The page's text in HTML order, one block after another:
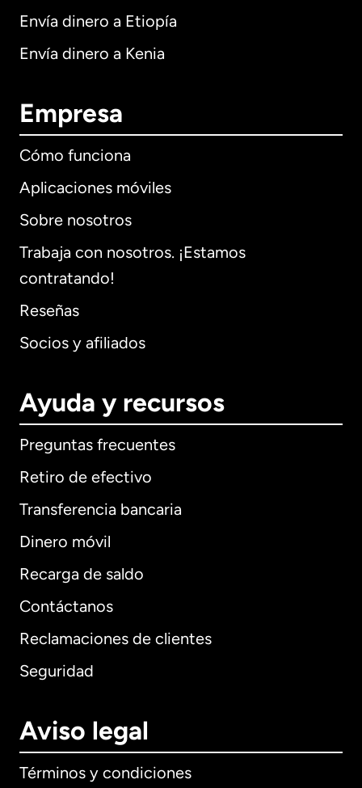
Envía dinero a Etiopía
Envía dinero a Kenia
Empresa
Cómo funciona
Aplicaciones móviles
Sobre nosotros
Trabaja con nosotros. ¡Estamos
contratando!
Reseñas
Socios y afiliados
Ayuda y recursos
Preguntas frecuentes
Retiro de efectivo
Transferencia bancaria
Dinero móvil
Recarga de saldo
Contáctanos
Reclamaciones de clientes
Seguridad
Aviso legal
Términos y condiciones